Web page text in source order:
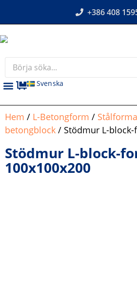
+386 408
Svenska
Hem / L-Betongform /
betongblock / Stödmur L-block-
Stödmur L-block-
100x100x200